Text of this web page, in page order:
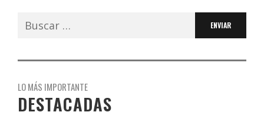
Buscar:
LO MÁS IMPORTANTE
DESTACADAS